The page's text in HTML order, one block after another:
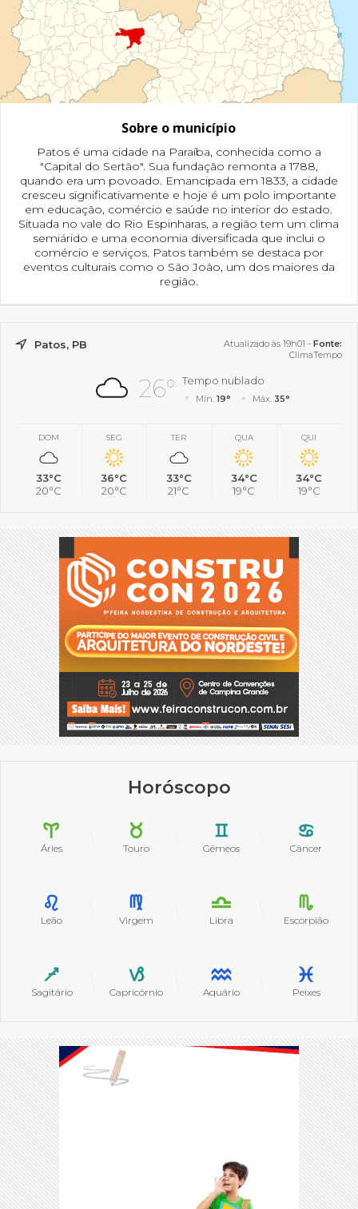
Sobre o município
Patos é uma cidade na Paraíba, conhecida como a
"Capital do Sertão". Sua fundação remonta a 1788,
quando era um povoado. Emancipada em 1833, a cidade
cresceu significativamente e hoje é um polo importante
em educação, comércio e saúde no interior do estado.
Situada no vale do Rio Espinharas, a região tem um clima
semiárido e uma economia diversificada que inclui o
comércio e serviços. Patos também se destaca por
eventos culturais como o São João, um dos maiores da
região.
Patos, PB Atualizado às 19h01 - Fonte:
ClimaTempo
26° Tempo nublado
Mín.19° Máx. 35°
DOM
33°C
20°C
SEG
36°C
20°C
TER
33°C
21°C
QUA
34°C
19°C
QUI
34°C
19°C
Horóscopo
Áries Touro Gêmeos Câncer
Leão Virgem Libra Escorpião
Sagitário Capricórnio Aquário Peixes